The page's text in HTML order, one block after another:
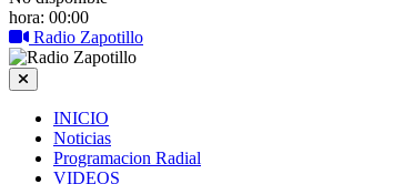
hora: 00:00
Radio Zapotillo
INICIO
Noticias
Programacion Radial
VIDEOS